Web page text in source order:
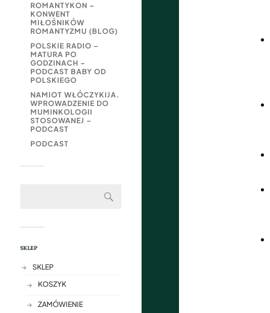
ROMANTYKON –
KONWENT
MIŁOŚNIKÓW
ROMANTYZMU (BLOG)
POLSKIE RADIO –
MATURA PO
GODZINACH –
PODCAST BABY OD
POLSKIEGO
NAMIOT WŁÓCZYKIJA.
WPROWADZENIE DO
MUMINKOLOGII
STOSOWANEJ –
PODCAST
PODCAST
SKLEP
SKLEP
KOSZYK
ZAMÓWIENIE